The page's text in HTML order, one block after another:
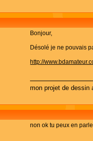
Bonjour,
Désolé je ne pouvais
http://
mon projet de dessin
non ok tu peux en